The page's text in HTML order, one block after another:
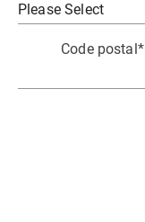
Code postal*